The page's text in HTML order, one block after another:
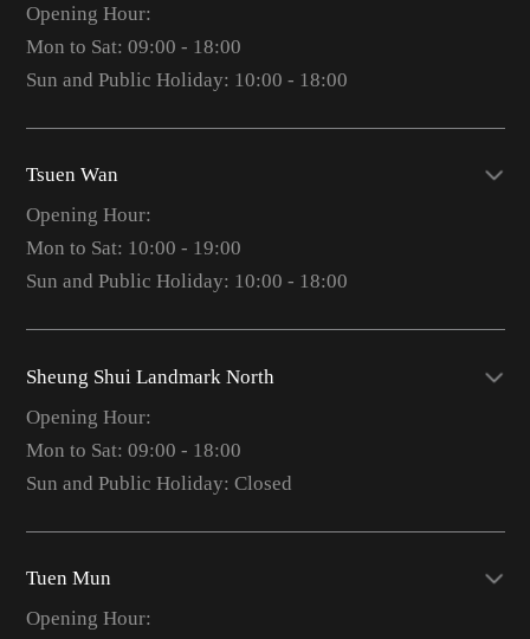
Opening Hour:
Mon to Sat: 09:00 - 18:00
Sun and Public Holiday: 10:00 - 18:00
Tsuen Wan
Opening Hour:
Mon to Sat: 10:00 - 19:00
Sun and Public Holiday: 10:00 - 18:00
Sheung Shui Landmark North
Opening Hour:
Mon to Sat: 09:00 - 18:00
Sun and Public Holiday: Closed
Tuen Mun
Opening Hour: